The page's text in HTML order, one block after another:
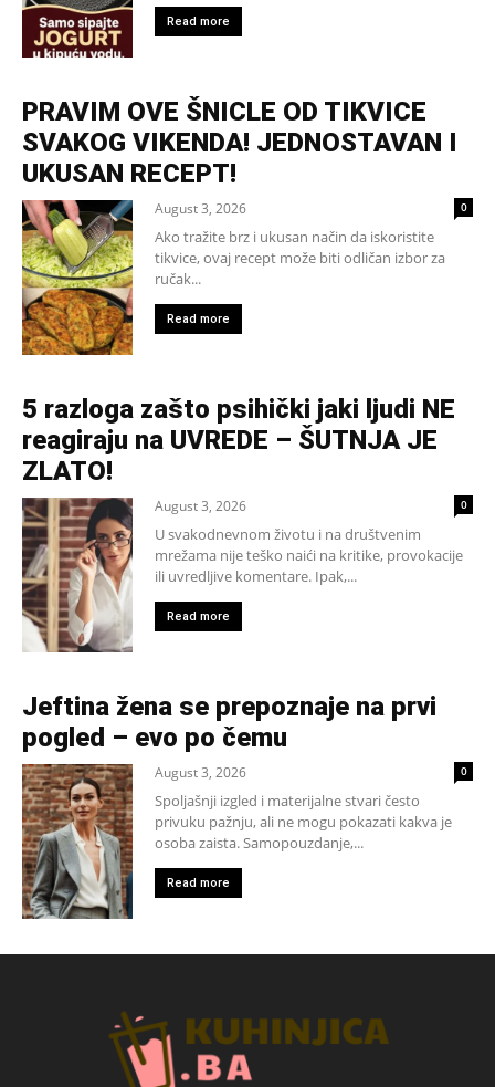
Read more
PRAVIM OVE ŠNICLE OD TIKVICE
SVAKOG VIKENDA! JEDNOSTAVAN I
UKUSAN RECEPT!
August 3, 2026 0
Ako tražite brz i ukusan način da iskoristite
tikvice, ovaj recept može biti odličan izbor za
ručak...
Read more
5 razloga zašto psihički jaki ljudi NE
reagiraju na UVREDE – ŠUTNJA JE
ZLATO!
August 3, 2026 0
U svakodnevnom životu i na društvenim
mrežama nije teško naići na kritike, provokacije
ili uvredljive komentare. Ipak,...
Read more
Jeftina žena se prepoznaje na prvi
pogled – evo po čemu
August 3, 2026 0
Spoljašnji izgled i materijalne stvari često
privuku pažnju, ali ne mogu pokazati kakva je
osoba zaista. Samopouzdanje,...
Read more